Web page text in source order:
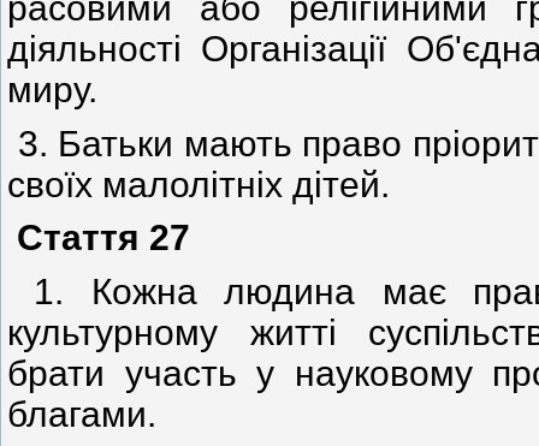
діяльності Організації
миру.
3. Батьки мають право
своїх малолітніх дітей.
Стаття 27
1. Кожна людина має
культурному житті
брати участь у науковому
благами.